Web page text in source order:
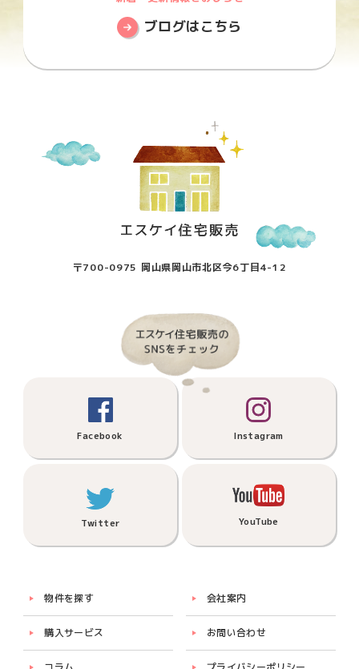
ブログはこちら
〒700-0975 岡山県岡山市北区今6丁目4-12
Facebook Instagram
Twitter YouTube
物件を探す
購入サービス
会社案内
お問い合わせ